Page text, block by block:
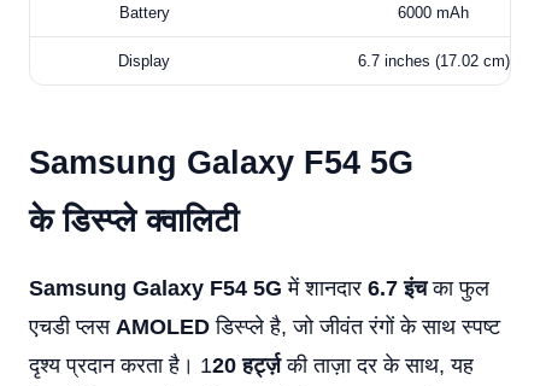
Battery 6000 mAh
Display 6.7 inches (17.02 cm)
Samsung Galaxy F54 5G
के डिस्प्ले क्वालिटी
Samsung Galaxy F54 5G में शानदार 6.7 इंचका फुल
एचडी प्लस AMOLED डिस्प्ले है, जो जीवंत रंगों के साथ स्पष्ट
दृश्य प्रदान करता है। 120 हर्ट्ज़की ताज़ा दर के साथ, यह